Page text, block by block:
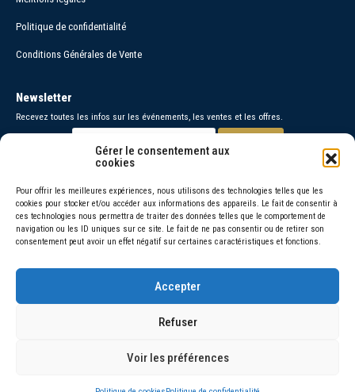
Gérer le consentement aux
cookies
Pour offrir les meilleures expériences, nous utilisons des technologies telles que les
cookies pour stocker et/ou accéder aux informations des appareils. Le fait de consentir à
ces technologies nous permettra de traiter des données telles que le comportement de
navigation ou les ID uniques sur ce site. Le fait de ne pas consentir ou de retirer son
consentement peut avoir un effet négatif sur certaines caractéristiques et fonctions.
Accepter
Refuser
Voir les préférences
Politique de confidentialité
Conditions Générales de Vente
Newsletter
Recevez toutes les infos sur les événements, les ventes et les offres.
Contact
06 30 26 95 48 =
06 66 46 72 92 =
© 2026 Amorivini
d’alcool est dangereux pour la santé, sachez consommer avec
modération.